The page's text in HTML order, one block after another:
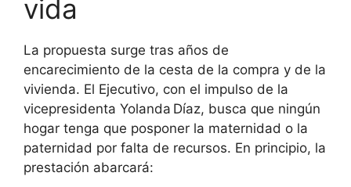
vida
La propuesta surge tras años de
encarecimiento de la cesta de la compra y de la
vivienda. El Ejecutivo, con el impulso de la
vicepresidenta Yolanda Díaz, busca que ningún
hogar tenga que posponer la maternidad o la
paternidad por falta de recursos. En principio, la
prestación abarcará: